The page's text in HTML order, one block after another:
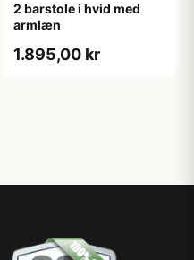
2 barstole i hvid med
armlæn
1.895,00 kr